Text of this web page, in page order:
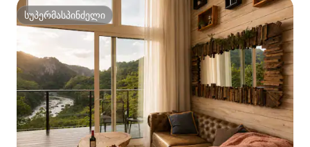
სუპერმასპინძელი
სუპერმასპინძელი